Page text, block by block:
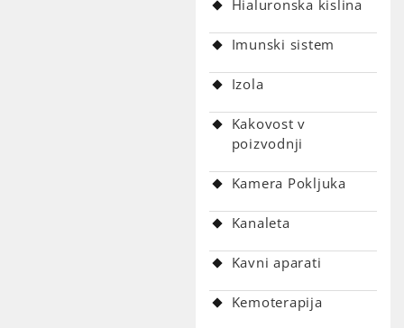
Hialuronska kislina
Imunski sistem
Izola
Kakovost v
poizvodnji
Kamera Pokljuka
Kanaleta
Kavni aparati
Kemoterapija